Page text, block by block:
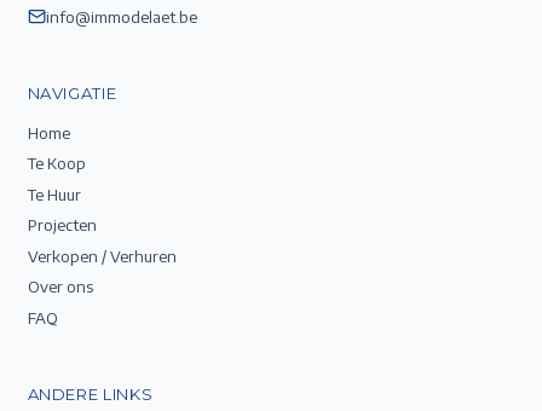
info@immodelaet.be
NAVIGATIE
Home
Te Koop
Te Huur
Projecten
Verkopen / Verhuren
Over ons
FAQ
ANDERE LINKS